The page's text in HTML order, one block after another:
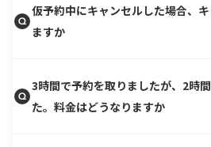
仮予約中にキャンセルした場合、
ますか
3時間で予約を取りましたが、2時
た。料金はどうなりますか